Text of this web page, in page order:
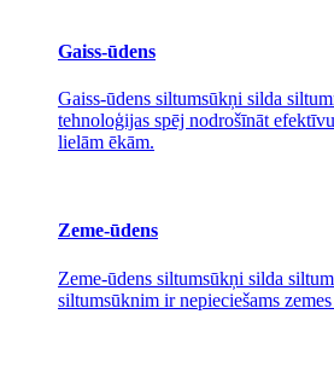
Gaiss-ūdens
Gaiss-ūdens siltumsūkņi silda
tehnoloģijas spēj nodrošīnāt
lielām ēkām.
Zeme-ūdens
Zeme-ūdens siltumsūkņi silda
siltumsūknim ir nepieciešams